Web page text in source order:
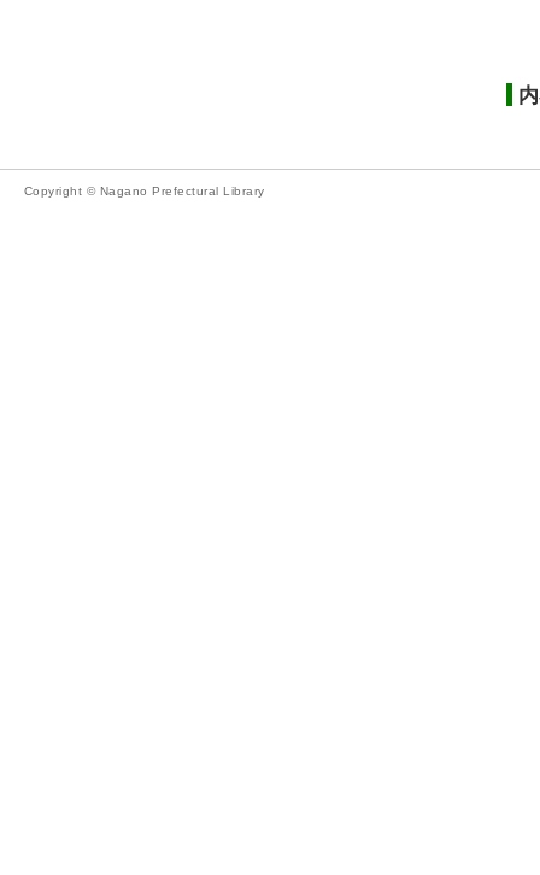
Copyright © Nagano Prefectural Library